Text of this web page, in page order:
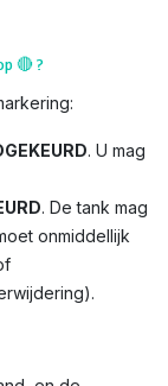
🔴?
. U mag
. De tank mag
onmiddellijk